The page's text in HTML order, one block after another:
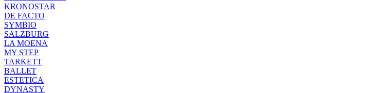
KRONOSTAR
DE FACTO
SYMBIO
SALZBURG
LA MOENA
MY STEP
TARKETT
BALLET
ESTETICA
DYNASTY